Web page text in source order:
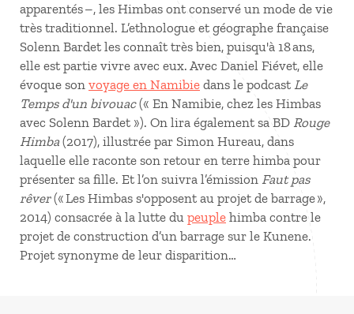
apparentés –, les Himbas ont conservé un mode de vie
très traditionnel. L’ethnologue et géographe française
Solenn Bardet les connaît très bien, puisqu'à 18 ans,
elle est partie vivre avec eux. Avec Daniel Fiévet, elle
évoque son voyage en Namibie dans le podcast Le
Temps d'un bivouac(« En Namibie, chez les Himbas
avec Solenn Bardet »). On lira également sa BD Rouge
Himba (2017), illustrée par Simon Hureau, dans
laquelle elle raconte son retour en terre himba pour
présenter sa fille. Et l’on suivra l’émission Faut pas
rêver(« Les Himbas s'opposent au projet de barrage »,
2014) consacrée à la lutte du peuple himba contre le
projet de construction d’un barrage sur le Kunene.
Projet synonyme de leur disparition…